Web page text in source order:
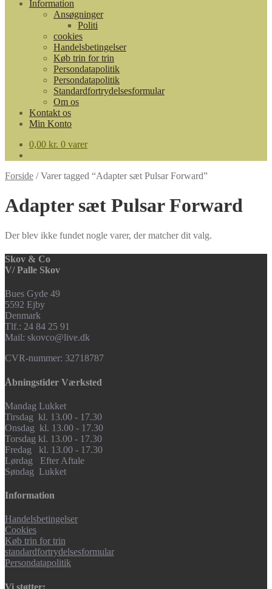
Information
Ansøgninger
Politi
cookies
Handelsbetingelser
Køb trin for trin
Persondatapolitik
Persondatapolitik
Standardfortrydelsesformular
Om os
Kontakt os
Min Konto
0,00 kr. 0 varer
Forside /Varer tagged “Adapter sæt Pulsar Forward”
Adapter sæt Pulsar Forward
Der blev ikke fundet nogle varer, der matcher dit valg.
Skov & Co
V/ Palle Skov
Bues Gyde 49
5592 Ejby
Denmark
Tlf.: 24 84 25 91
Mail: skovco@live.dk
CVR-nummer: 32718787
Åbningstider Værksted
Mandag Lukket
Tirsdag kl. 13.00 - 17.30
Onsdag kl. 13.00 - 17.30
Torsdag kl. 13.00 - 17.30
Fredag kl. 13.00 - 17.30
Lørdag Efter Aftale
Søndag Lukket
Information
Handelsbetingelser
Cookies
Køb trin for trin
standardfortrydelsesformular
Persondatapolitik
Vi støtter: